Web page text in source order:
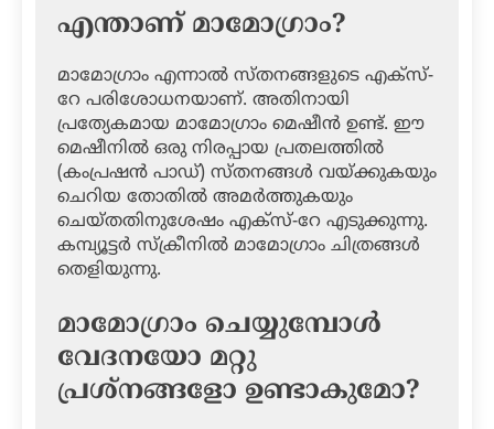
എന്താണ് മാമോഗ്രാം?
മാമോഗ്രാം എന്നാല്‍ സ്തനങ്ങളുടെ എക്‌സ്-
റേ പരിശോധനയാണ്. അതിനായി
പ്രത്യേകമായ മാമോഗ്രാം മെഷീന്‍ ഉണ്ട്. ഈ
മെഷീനില്‍ ഒരു നിരപ്പായ പ്രതലത്തില്‍
(കംപ്രഷന്‍ പാഡ്) സ്തനങ്ങള്‍ വയ്ക്കുകയും
ചെറിയ തോതില്‍ അമര്‍ത്തുകയും
ചെയ്തതിനുശേഷം എക്‌സ്-റേ എടുക്കുന്നു.
കമ്പ്യൂട്ടര്‍ സ്‌ക്രീനില്‍ മാമോഗ്രാം ചിത്രങ്ങള്‍
തെളിയുന്നു.
മാമോഗ്രാം ചെയ്യുമ്പോള്‍
വേദനയോ മറ്റു
പ്രശ്‌നങ്ങളോ ഉണ്ടാകുമോ?